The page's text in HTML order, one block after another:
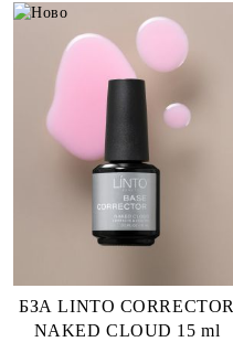
БЗА LINTO CORRECTOR
NAKED CLOUD 15 ml